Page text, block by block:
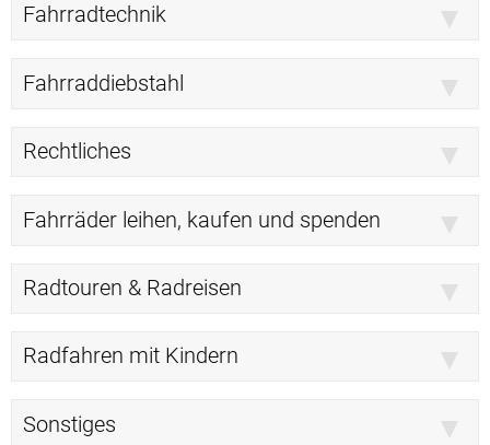
Fahrradtechnik
Fahrraddiebstahl
Rechtliches
Fahrräder leihen, kaufen und spenden
Radtouren & Radreisen
Radfahren mit Kindern
Sonstiges